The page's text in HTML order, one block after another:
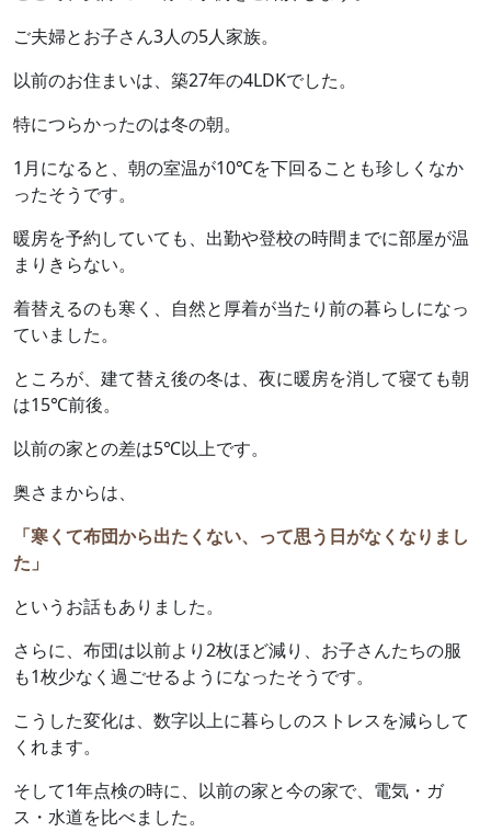
ご夫婦とお子さん3人の5人家族。
以前のお住まいは、築27年の4LDKでした。
特につらかったのは冬の朝。
1月になると、朝の室温が10℃を下回ることも珍しくなか
ったそうです。
暖房を予約していても、出勤や登校の時間までに部屋が温
まりきらない。
着替えるのも寒く、自然と厚着が当たり前の暮らしになっ
ていました。
ところが、建て替え後の冬は、夜に暖房を消して寝ても朝
は15℃前後。
以前の家との差は5℃以上です。
奥さまからは、
「寒くて布団から出たくない、って思う日がなくなりまし
た」
というお話もありました。
さらに、布団は以前より2枚ほど減り、お子さんたちの服
も1枚少なく過ごせるようになったそうです。
こうした変化は、数字以上に暮らしのストレスを減らして
くれます。
そして1年点検の時に、以前の家と今の家で、電気・ガ
ス・水道を比べました。